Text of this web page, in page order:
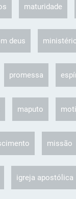
maturidade
deus
promessa
maputo
missão
igreja apostólica